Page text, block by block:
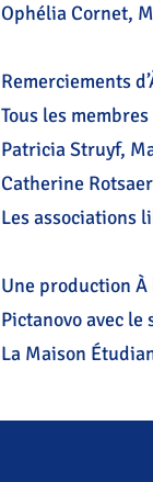
Ophélia Cornet,
Remerciements
Tous les
Patricia Struyf,
Catherine
Les associations
Une production À
Pictanovo avec
La Maison